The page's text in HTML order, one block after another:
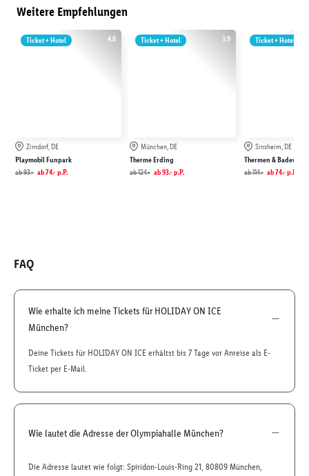
Weitere Empfehlungen
4.6
Ticket + Hotel
Zirndorf, DE
Playmobil Funpark
ab93.- ab74.- p.P.
3.9
Ticket + Hotel
München, DE
Therme Erding
ab124.- ab93.- p.P.
Ticket + Hotel
Sinsheim, DE
Thermen & Badewelt
ab114.- ab74.- p.P.
FAQ
Wie erhalte ich meine Tickets für HOLIDAY ON ICE
München?
Deine Tickets für HOLIDAY ON ICE erhältst bis 7 Tage vor Anreise als E-
Ticket per E-Mail.
Wie lautet die Adresse der Olympiahalle München?
Die Adresse lautet wie folgt: Spiridon-Louis-Ring 21, 80809 München,